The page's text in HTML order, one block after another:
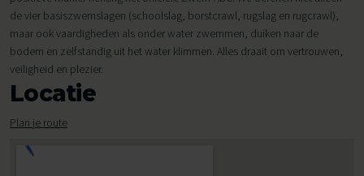
de vier basiszwemslagen (schoolslag, borstcrawl, rugslag en rugcrawl),
maar ook vaardigheden als onder water zwemmen, duiken naar de
bodem en zelfstandig uit het water klimmen. Alles draait om vertrouwen,
veiligheid en plezier.
Locatie
Plan je route